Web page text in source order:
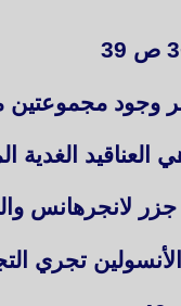
مجموعتين
الغدية
لانجرهانس
تجري